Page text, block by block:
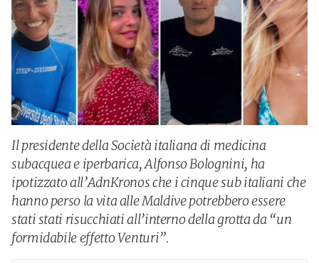
Il presidente della Società italiana di medicina
subacquea e iperbarica, Alfonso Bolognini, ha
ipotizzato all’AdnKronos che i cinque sub italiani che
hanno perso la vita alle Maldive potrebbero essere
stati stati risucchiati all’interno della grotta da “un
formidabile effetto Venturi”.